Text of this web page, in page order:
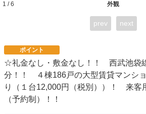
外観
1 / 6
prev next
ポイント
☆礼金なし・敷金なし！！ 西武池袋
分！！ ４棟186戸の大型賃貸マンシ
り（１台12,000円（税別））！ 来客
（予約制）！！